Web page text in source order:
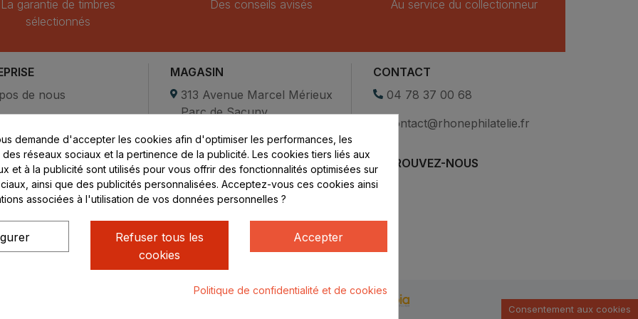
La garantie de timbres
sélectionnés
Des conseils avisés Au service du collectionneur
de nous
nous
MAGASIN
313 Avenue Marcel Mérieux
Parc de Sacuny
Lundi au vendredi :
8h - 16h
uniquement sur Rendez-
vous
CONTACT
04 78 37 00 68
contact@rhonephilatelie.fr
RETROUVEZ-NOUS
© Rhone Philatelie 2021
demande d'accepter les cookies afin d'optimiser les performances, les
réseaux sociaux et la pertinence de la publicité. Les cookies tiers liés aux
et à la publicité sont utilisés pour vous offrir des fonctionnalités optimisées sur
ainsi que des publicités personnalisées. Acceptez-vous ces cookies ainsi
associées à l'utilisation de vos données personnelles ?
Accepter
Refuser tous les
cookies
Politique de confidentialité et de cookies
Consentement aux cookies